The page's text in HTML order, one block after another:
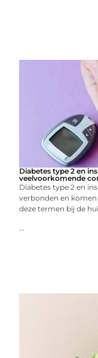
Diabetes type 2 en
veelvoorkomende
Diabetes type 2 en
verbonden en komen
deze termen bij de
...